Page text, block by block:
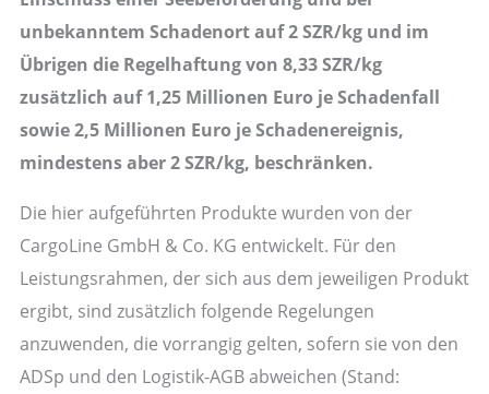
unbekanntem Schadenort auf 2 SZR/kg und im
Übrigen die Regelhaftung von 8,33 SZR/kg
zusätzlich auf 1,25 Millionen Euro je Schadenfall
sowie 2,5 Millionen Euro je Schadenereignis,
mindestens aber 2 SZR/kg, beschränken.
Die hier aufgeführten Produkte wurden von der
CargoLine GmbH & Co. KG entwickelt. Für den
Leistungsrahmen, der sich aus dem jeweiligen Produkt
ergibt, sind zusätzlich folgende Regelungen
anzuwenden, die vorrangig gelten, sofern sie von den
ADSp und den Logistik-AGB abweichen (Stand: